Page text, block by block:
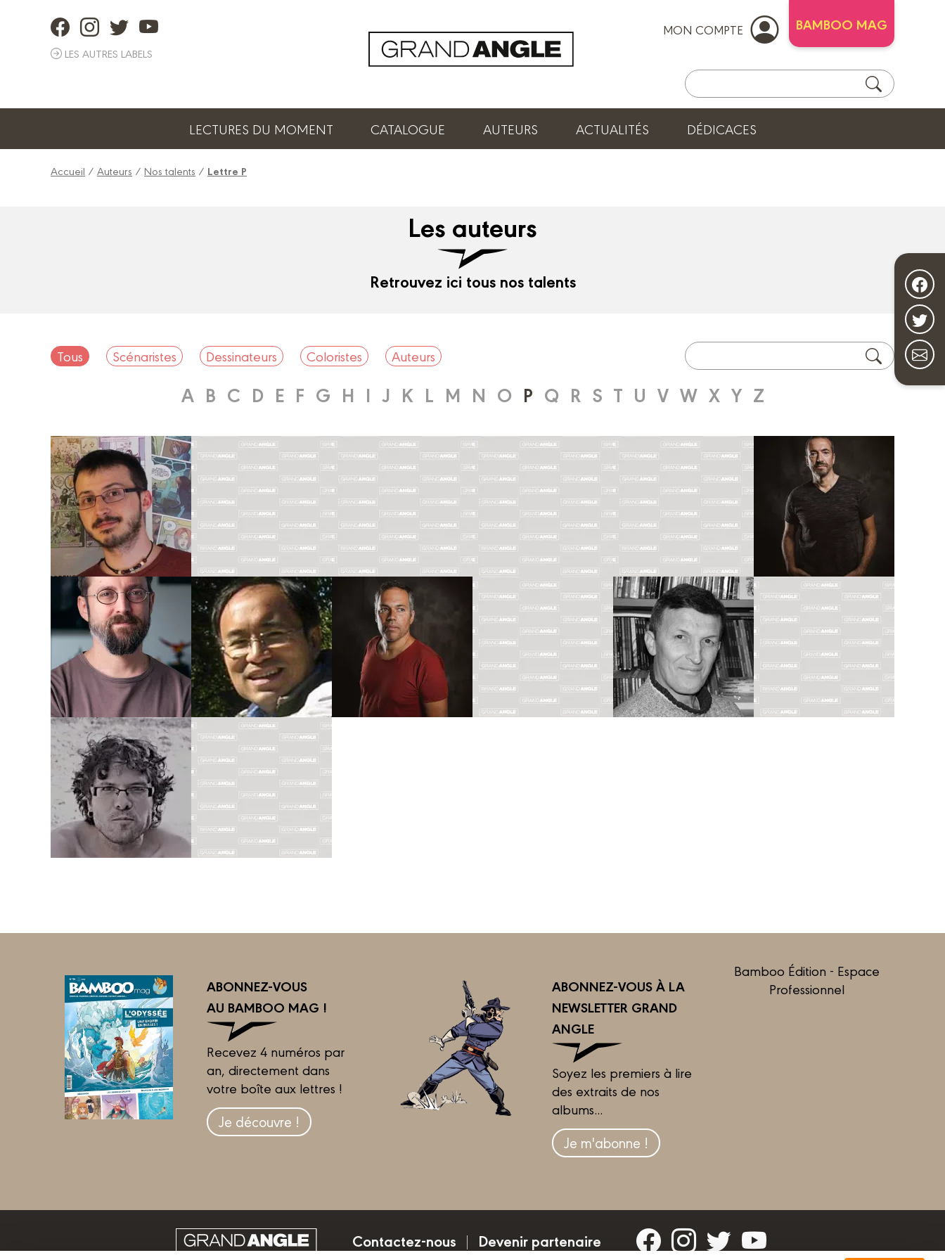
LES AUTRES LABELS
MON COMPTE BAMBOO MAG
LECTURES DU MOMENT CATALOGUE AUTEURS ACTUALITÉS DÉDICACES
Accueil / Auteurs / Nos talents / Lettre P
Les auteurs
Retrouvez ici tous nos talents
Tous Scénaristes Dessinateurs Coloristes Auteurs
A B C D E F G H I J K L M N O P Q R S T U V W X Y Z
Coloriste
Dessinateur
Scénariste
VICTOR
L.PINEL
Biographie
Albums
Dessinateur
PAGOT
Biographie
Albums
MAGALI
HELIA
PAILLAT
Biographie
Albums
PARNO
Biographie
Albums
PAUTROT
Biographie
Albums
Scénariste
PHILIPPE
PELAEZ
Coloriste
Dessinateur
Scénariste
FRÉDÉRIC
PEYNET
Biographie
Albums
Dessinateur
PHILAN
Biographie
Albums
Scénariste
STÉPHANE
PIATZSZEK
Biographie
Albums
EMMANUEL
PINCHON
Biographie
Albums
Dessinateur
CLAUDE
PLUMAIL
Biographie
Albums
MAGALI
POLI
Biographie
Albums
Coloriste
Dessinateur
FRANCIS
PORCEL
Biographie
Albums
Dessinateur
PATRICK
PRUGNE
Biographie
Albums
ABONNEZ-VOUS
AU BAMBOO MAG !
Recevez 4 numéros par
an, directement dans
votre boîte aux lettres !
Je découvre !
ABONNEZ-VOUS À LA
NEWSLETTER GRAND
ANGLE
Soyez les premiers à lire
des extraits de nos
albums...
Je m'abonne !
Bamboo Édition - Espace
Professionnel
Contactez-nous Devenir partenaire